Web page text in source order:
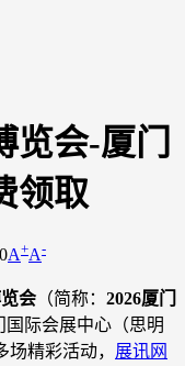
览会-厦门
领取
A+A-
会 （简称： 2026厦门
国际会展中心（思明
精彩活动， 展讯网